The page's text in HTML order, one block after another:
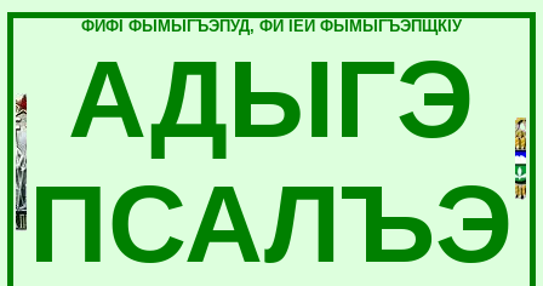
ФИФI ФЫМЫГЪЭПУД, ФИ IЕЙ ФЫМЫГЪЭПЩКIУ
АДЫГЭ
ПСАЛЪЭ